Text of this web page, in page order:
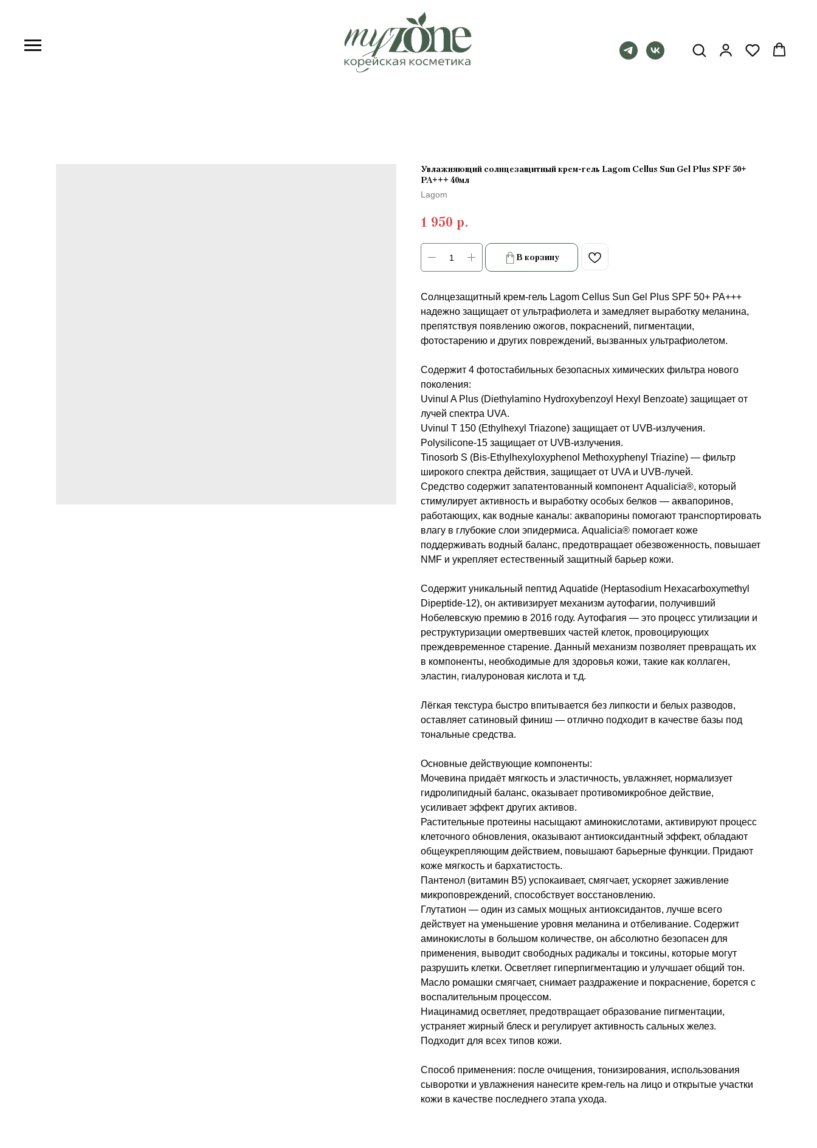
Увлажняющий солнцезащитный крем-гель Lagom Cellus Sun Gel Plus SPF 50+
PA+++ 40мл
Lagom
1 950 р.
В корзину
Солнцезащитный крем-гель Lagom Cellus Sun Gel Plus SPF 50+ PA+++
надежно защищает от ультрафиолета и замедляет выработку меланина,
препятствуя появлению ожогов, покраснений, пигментации,
фотостарению и других повреждений, вызванных ультрафиолетом.
Содержит 4 фотостабильных безопасных химических фильтра нового
поколения:
Uvinul A Plus (Diethylamino Hydroxybenzoyl Hexyl Benzoate) защищает от
лучей спектра UVA.
Uvinul T 150 (Ethylhexyl Triazone) защищает от UVB-излучения.
Polysilicone-15 защищает от UVB-излучения.
Tinosorb S (Bis-Ethylhexyloxyphenol Methoxyphenyl Triazine) — фильтр
широкого спектра действия, защищает от UVA и UVB-лучей.
Средство содержит запатентованный компонент Aqualicia®, который
стимулирует активность и выработку особых белков — аквапоринов,
работающих, как водные каналы: аквапорины помогают транспортировать
влагу в глубокие слои эпидермиса. Aqualicia® помогает коже
поддерживать водный баланс, предотвращает обезвоженность, повышает
NMF и укрепляет естественный защитный барьер кожи.
Содержит уникальный пептид Aquatide (Heptasodium Hexacarboxymethyl
Dipeptide-12), он активизирует механизм аутофагии, получивший
Нобелевскую премию в 2016 году. Аутофагия — это процесс утилизации и
реструктуризации омертвевших частей клеток, провоцирующих
преждевременное старение. Данный механизм позволяет превращать их
в компоненты, необходимые для здоровья кожи, такие как коллаген,
эластин, гиалуроновая кислота и т.д.
Лёгкая текстура быстро впитывается без липкости и белых разводов,
оставляет сатиновый финиш — отлично подходит в качестве базы под
тональные средства.
Основные действующие компоненты:
Мочевина придаёт мягкость и эластичность, увлажняет, нормализует
гидролипидный баланс, оказывает противомикробное действие,
усиливает эффект других активов.
Растительные протеины насыщают аминокислотами, активируют процесс
клеточного обновления, оказывают антиоксидантный эффект, обладают
общеукрепляющим действием, повышают барьерные функции. Придают
коже мягкость и бархатистость.
Пантенол (витамин В5) успокаивает, смягчает, ускоряет заживление
микроповреждений, способствует восстановлению.
Глутатион — один из самых мощных антиоксидантов, лучше всего
действует на уменьшение уровня меланина и отбеливание. Содержит
аминокислоты в большом количестве, он абсолютно безопасен для
применения, выводит свободных радикалы и токсины, которые могут
разрушить клетки. Осветляет гиперпигментацию и улучшает общий тон.
Масло ромашки смягчает, снимает раздражение и покраснение, борется с
воспалительным процессом.
Ниацинамид осветляет, предотвращает образование пигментации,
устраняет жирный блеск и регулирует активность сальных желез.
Подходит для всех типов кожи.
Способ применения: после очищения, тонизирования, использования
сыворотки и увлажнения нанесите крем-гель на лицо и открытые участки
кожи в качестве последнего этапа ухода.